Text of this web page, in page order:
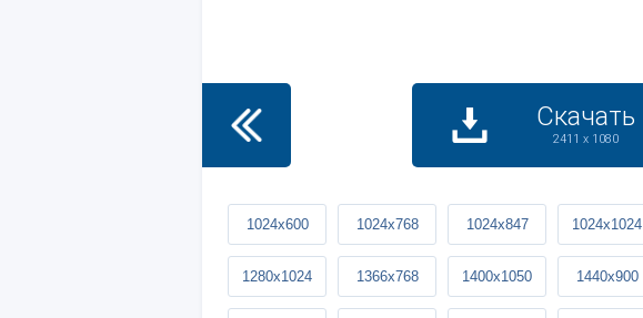
Скачать
2411 x 1080
1024x600 1024x768 1024x847 1024x1024
1280x1024 1366x768 1400x1050 1440x900